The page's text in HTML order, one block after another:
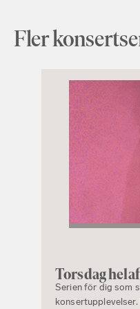
Fler
Torsdag
Serien för dig som